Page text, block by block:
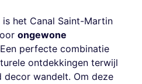
het Canal Saint-Martin
ongewone
perfecte combinatie
ontdekkingen terwijl
decor wandelt. Om deze